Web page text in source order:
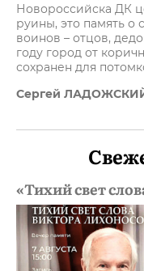
Новороссийска ДК
руины, это память о
воинов – отцов,
году город от
сохранен для
Сергей
«Тихий свет